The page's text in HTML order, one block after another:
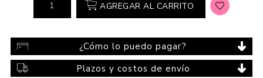
AGREGAR AL CARRITO
¿Cómo lo puedo pagar?
Plazos y costos de envío